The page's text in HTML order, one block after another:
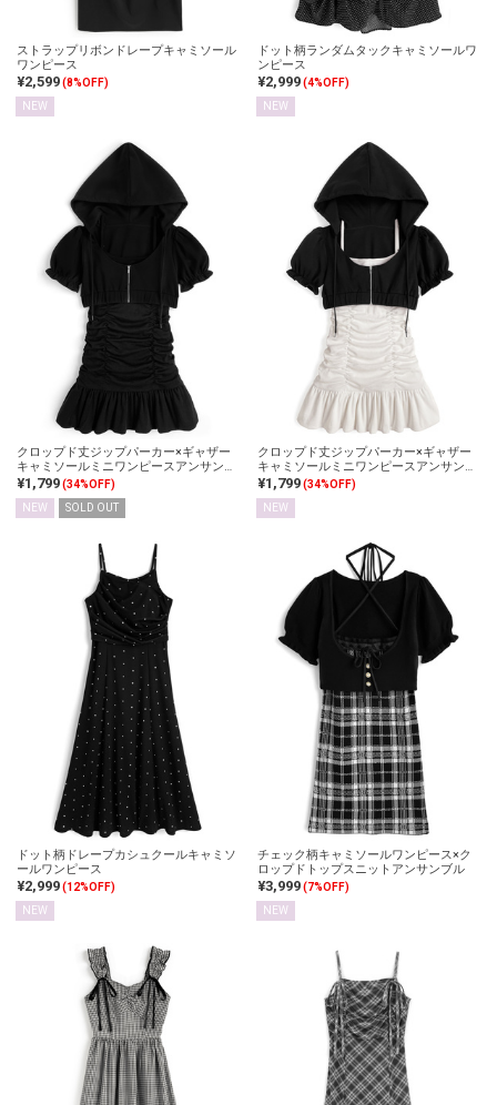
ストラップリボンドレープキャミソール
ワンピース
¥2,599(8%OFF)
NEW
ドット柄ランダムタックキャミソールワ
ンピース
¥2,999(4%OFF)
NEW
クロップド丈ジップパーカー×ギャザー
キャミソールミニワンピースアンサンブ
ル
¥1,799(34%OFF)
NEW
SOLD OUT
クロップド丈ジップパーカー×ギャザー
キャミソールミニワンピースアンサンブ
ル
¥1,799(34%OFF)
NEW
ドット柄ドレープカシュクールキャミソ
ールワンピース
¥2,999(12%OFF)
NEW
チェック柄キャミソールワンピース×ク
ロップドトップスニットアンサンブル
¥3,999(7%OFF)
NEW